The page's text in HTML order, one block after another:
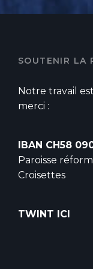
SOUTENIR LA
Notre travail
merci :
IBAN CH58
Paroisse
Croisettes
TWINT ICI